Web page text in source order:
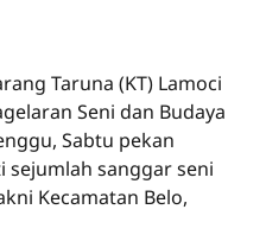
Taruna (KT) Lamoci
Seni dan Budaya
Sabtu pekan
sanggar seni
Kecamatan Belo,